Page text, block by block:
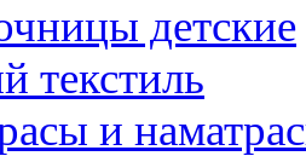
детские
текстиль
и